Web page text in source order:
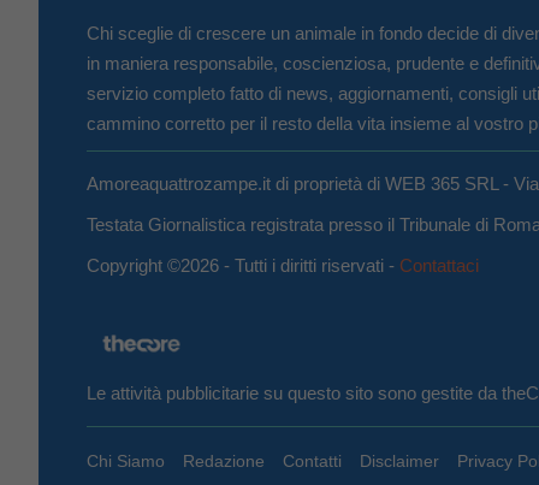
Chi sceglie di crescere un animale in fondo decide di
in maniera responsabile, coscienziosa, prudente e
servizio completo fatto di news, aggiornamenti, consigli
cammino corretto per il resto della vita insieme al vostro
Amoreaquattrozampe.it di proprietà di WEB 365 SRL -
Testata Giornalistica registrata presso il Tribunale di
Copyright ©2026 - Tutti i diritti riservati - Contattaci
Le attività pubblicitarie su questo sito sono gestite da
Chi Siamo Redazione Contatti Disclaimer Privacy